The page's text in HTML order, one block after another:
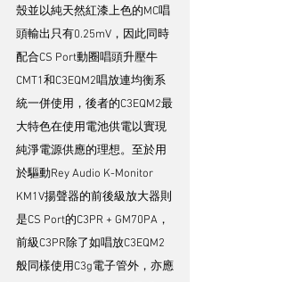
殼並以純天然紅漆上色的MC唱
頭輸出只有0.25mV，因此同時
配合CS Port動圈唱頭升壓牛
CMT1和C3EQM2唱放連均衡系
統一併使用，後者的C3EQM2最
大特色在使用電池供電以實現
純淨電源供應的理想。至於用
於驅動Rey Audio K-Monitor
KM1V揚聲器的前後級放大器則
是CS Port的C3PR + GM70PA，
前級C3PR除了如唱放C3EQM2
般同樣使用C3g電子管外，亦應